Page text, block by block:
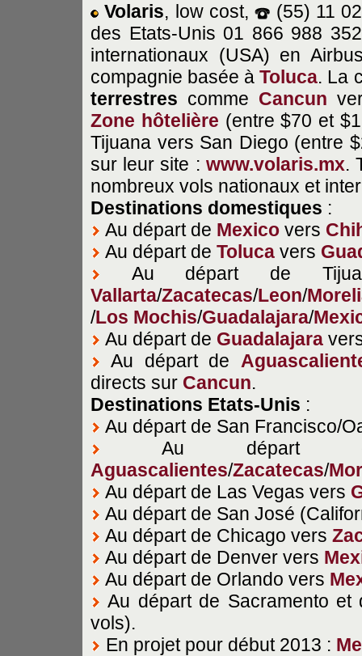
Volaris, low cost,
(55) 11
des Etats-Unis 01 866 988
internationaux (USA) en
compagnie basée àToluca. La
terrestres comme Cancun
Zone hôtelière (entre $70 et
Tijuana vers San Diego (entre
sur leur site : www.volaris.mx.
nombreux vols nationaux et
Destinations domestiques :
Au départ de Mexico vers
Au départ de Toluca vers
Au départ de
Vallarta/Zacatecas/Leon/
/Los Mochis/Guadalajara/
Au départ de Guadalajara
Au départ de
directs sur Cancun.
Destinations Etats-Unis :
Au départ de San Francisco/
Au départ
Aguascalientes/Zacatecas/
Au départ de Las Vegas vers
Au départ de San José
Au départ de Chicago vers
Au départ de Denver vers
Au départ de Orlando vers
Au départ de Sacramento
vols).
En projet pour début 2013 :